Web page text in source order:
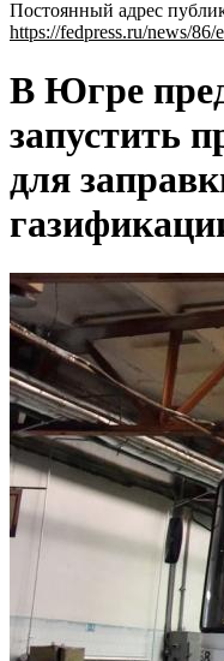
Постоянный адрес
https://fedpress.ru/news/86/
В Югре
запустить
для